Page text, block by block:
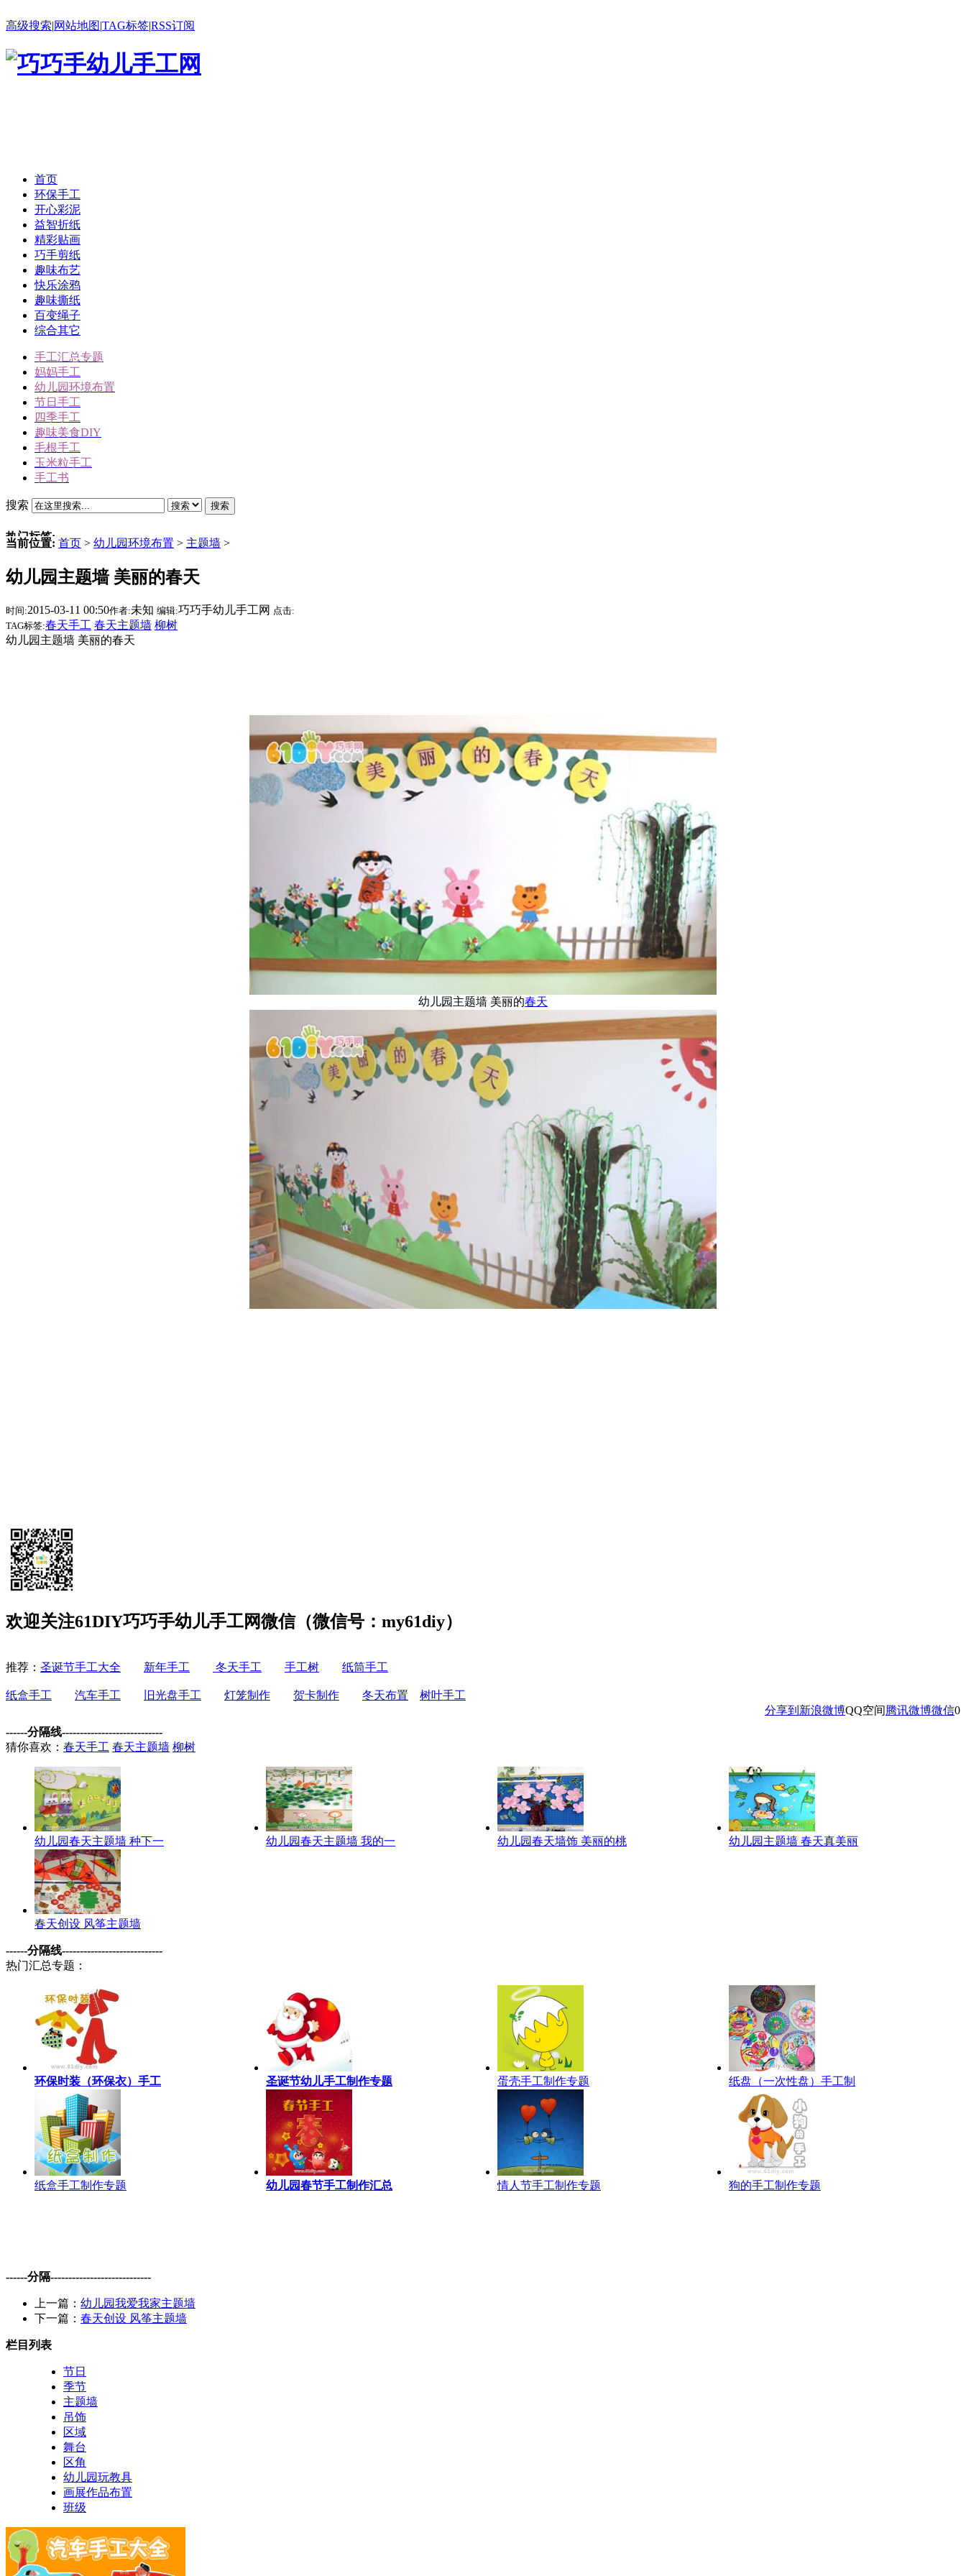
高级搜索|网站地图|TAG标签|RSS订阅
首页
环保手工
开心彩泥
益智折纸
精彩贴画
巧手剪纸
趣味布艺
快乐涂鸦
趣味撕纸
百变绳子
综合其它
手工汇总专题
妈妈手工
幼儿园环境布置
节日手工
四季手工
趣味美食DIY
毛根手工
玉米粒手工
手工书
搜索 搜索
热门标签:
三角插折纸
雪人
动物手工
圣诞节手工
驯鹿
当前位置: 首页 > 幼儿园环境布置 > 主题墙 >
幼儿园主题墙 美丽的春天
时间:2015-03-11 00:50作者:未知 编辑:巧巧手幼儿手工网 点击:
TAG标签:春天手工 春天主题墙 柳树
幼儿园主题墙 美丽的春天
幼儿园主题墙 美丽的春天
欢迎关注61DIY巧巧手幼儿手工网微信（微信号：my61diy）
推荐： 圣诞节手工大全 新年手工 冬天手工 手工树 纸筒手工
纸盒手工 汽车手工 旧光盘手工 灯笼制作 贺卡制作 冬天布置
树叶手工
分享到 新浪微博QQ空间腾讯微博微信0
------分隔线----------------------------
猜你喜欢： 春天手工 春天主题墙 柳树
幼儿园春天主题墙 种下一 幼儿园春天主题墙 我的一 幼儿园春天墙饰 美丽的桃 幼儿园主题墙 春天真美丽
春天创设 风筝主题墙
------分隔线----------------------------
热门汇总专题：
环保时装（环保衣）手工 圣诞节幼儿手工制作专题 蛋壳手工制作专题 纸盘（一次性盘）手工制
纸盒手工制作专题 幼儿园春节手工制作汇总 情人节手工制作专题 狗的手工制作专题
------分隔----------------------------
上一篇： 幼儿园我爱我家主题墙
下一篇： 春天创设 风筝主题墙
栏目列表
节日
季节
主题墙
吊饰
区域
舞台
区角
幼儿园玩教具
画展作品布置
班级